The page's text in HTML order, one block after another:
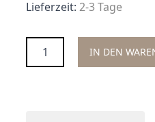
Lieferzeit: 2-3 Tage
Menge IN DEN